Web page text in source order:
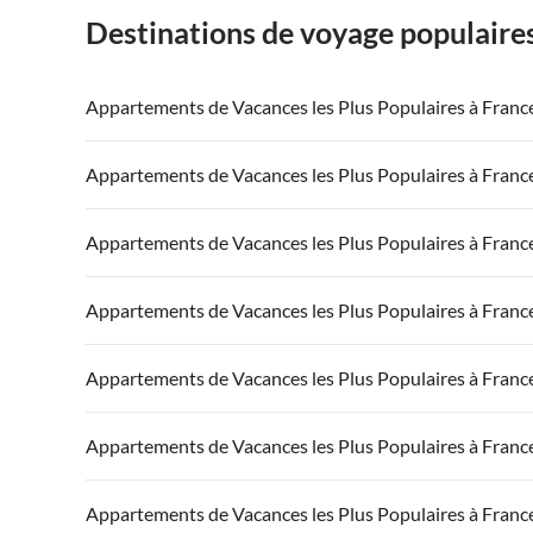
Destinations de voyage
Appartements de Vacances les Plus Populaires à
Appartements de Vacances à France
Appartements de Vacances à Côte atlantique
Appartements de Vacances à Côte d'Azur
Appartements de Vacances les Plus Populaires à
Appartements de Vacances à France
Appartements de Vacances à Côte atlantique
Appartements de Vacances à Côte d'Azur
Appartements de Vacances les Plus Populaires à
Appartements de Vacances à France
Appartements de Vacances à Côte atlantique
Appartements de Vacances à Côte d'Azur
Appartements de Vacances les Plus Populaires à
Appartements de Vacances à France
Appartements de Vacances à Côte atlantique
Appartements de Vacances à Côte d'Azur
Appartements de Vacances les Plus Populaires à
Appartements de Vacances à France
Appartements de Vacances à Côte atlantique
Appartements de Vacances à Côte d'Azur
Appartements de Vacances les Plus Populaires à
Appartements de Vacances à France
Appartements de Vacances les Plus Populaires à